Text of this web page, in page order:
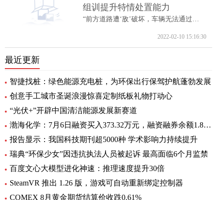
组训提升特情处置能力
“前方道路遭‘敌’破坏，车辆无法通过。...
2022-02-10 15:16:30
最近更新
智捷找桩：绿色能源充电桩，为环保出行保驾护航蓬勃发展
创意手工城市圣诞浪漫惊喜定制纸板礼物打动心
“光伏+”开辟中国清洁能源发展新赛道
渤海化学：7月6日融资买入373.32万元，融资融券余额1.89亿元
报告显示：我国科技期刊超5000种 学术影响力持续提升
瑞典“环保少女”因违抗执法人员被起诉 最高面临6个月监禁
百度文心大模型进化神速：推理速度提升30倍
SteamVR 推出 1.26 版，游戏可自动重新绑定控制器
COMEX 8月黄金期货结算价收跌0.61%